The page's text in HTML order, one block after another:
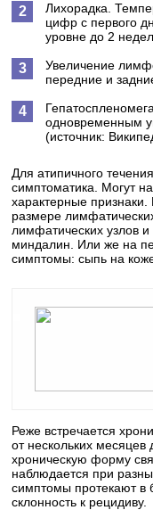
Лихорадка.
цифр с первого
уровне до 2
Увеличение
передние и
одновременным
(источник:
Для атипичного
симптоматика. Могут
характерные
размере
лимфатических узлов
миндалин. Или же на
симптомы: сыпь на
Реже встречается
от нескольких
хроническую форму
наблюдается при
симптомы протекают в
склонность к рецидиву.